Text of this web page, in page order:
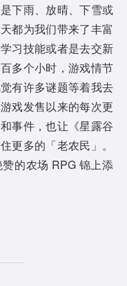
下雨、放晴、下雪或
都为我们带来了丰富
习技能或者是去交新
多个小时，游戏情节
有许多谜题等着我去
戏发售以来的每次更
事件，也让《星露谷
更多的「老农民」。
的农场 RPG 锦上添